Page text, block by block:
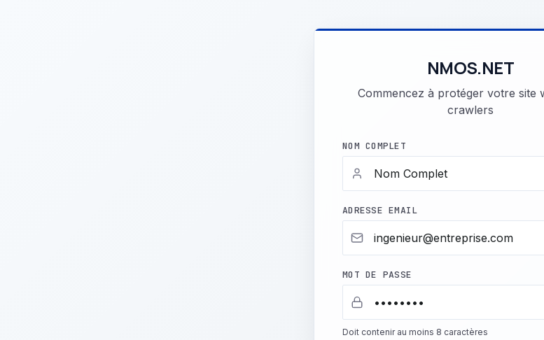
NMOS.NET
Commencez à protéger votre site
crawlers
NOM COMPLET
ADRESSE EMAIL
MOT DE PASSE
Doit contenir au moins 8 caractères